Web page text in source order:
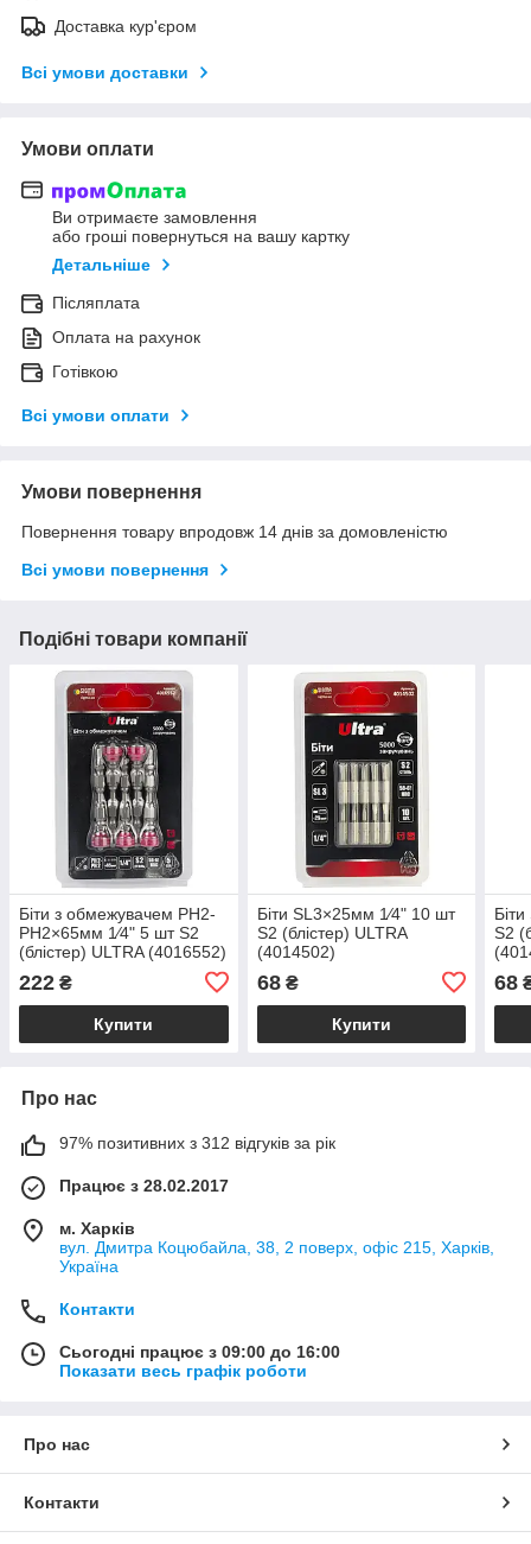
Доставка кур'єром
Всі умови доставки
Умови оплати
Ви отримаєте замовлення
або гроші повернуться на вашу картку
Детальніше
Післяплата
Оплата на рахунок
Готівкою
Всі умови оплати
Умови повернення
Повернення товару впродовж 14 днів за домовленістю
Всі умови повернення
Подібні товари компанії
Біти з обмежувачем PH2-
PH2×65мм 1⁄4" 5 шт S2
(блістер) ULTRA (4016552)
222 ₴
Купити
Біти SL3×25мм 1⁄4" 10 шт
S2 (блістер) ULTRA
(4014502)
68₴
Купити
S2
68
Про нас
97% позитивних з 312 відгуків за рік
Працює з 28.02.2017
м. Харків
вул. Дмитра Коцюбайла, 38, 2 поверх, офіс 215, Харків,
Україна
Контакти
Сьогодні працює з 09:00 до 16:00
Показати весь графік роботи
Про нас
Контакти